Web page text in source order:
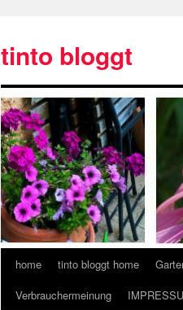
tinto bloggt
home tinto bloggt home
Verbrauchermeinung